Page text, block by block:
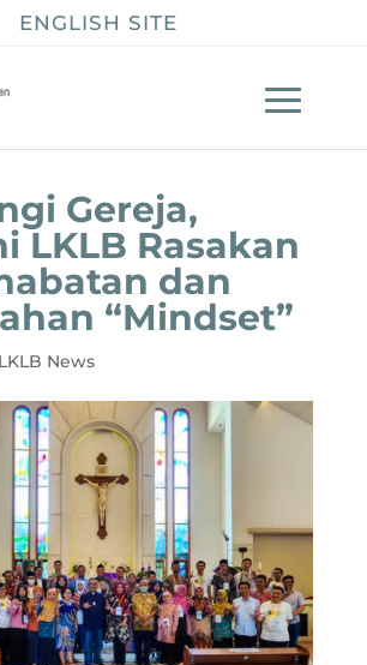
ENGLISH SITE
Gereja,
LKLB Rasakan
dan
“Mindset”
LKLB News